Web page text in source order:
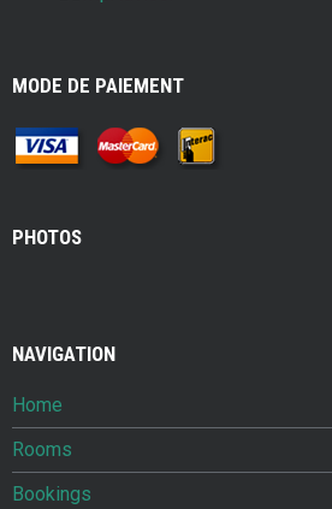
MODE DE PAIEMENT
PHOTOS
NAVIGATION
Home
Rooms
Bookings